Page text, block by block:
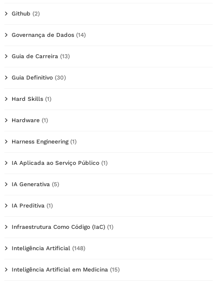
Github (2)
Governança de Dados (14)
Guia de Carreira (13)
Guia Definitivo (30)
Hard Skills (1)
Hardware (1)
Harness Engineering(1)
IA Aplicada ao Serviço Público (1)
IA Generativa (5)
IA Preditiva (1)
Infraestrutura Como Código (IaC) (1)
Inteligência Artificial (148)
Inteligência Artificial em Medicina (15)